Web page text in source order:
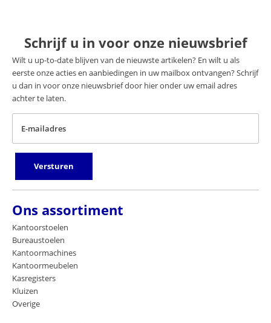
Schrijf u in voor onze nieuwsbrief
Wilt u up-to-date blijven van de nieuwste artikelen? En wilt u als
eerste onze acties en aanbiedingen in uw mailbox ontvangen? Schrijf
u dan in voor onze nieuwsbrief door hier onder uw email adres
achter te laten.
E-mailadres
Versturen
Ons assortiment
Kantoorstoelen
Bureaustoelen
Kantoormachines
Kantoormeubelen
Kasregisters
Kluizen
Overige